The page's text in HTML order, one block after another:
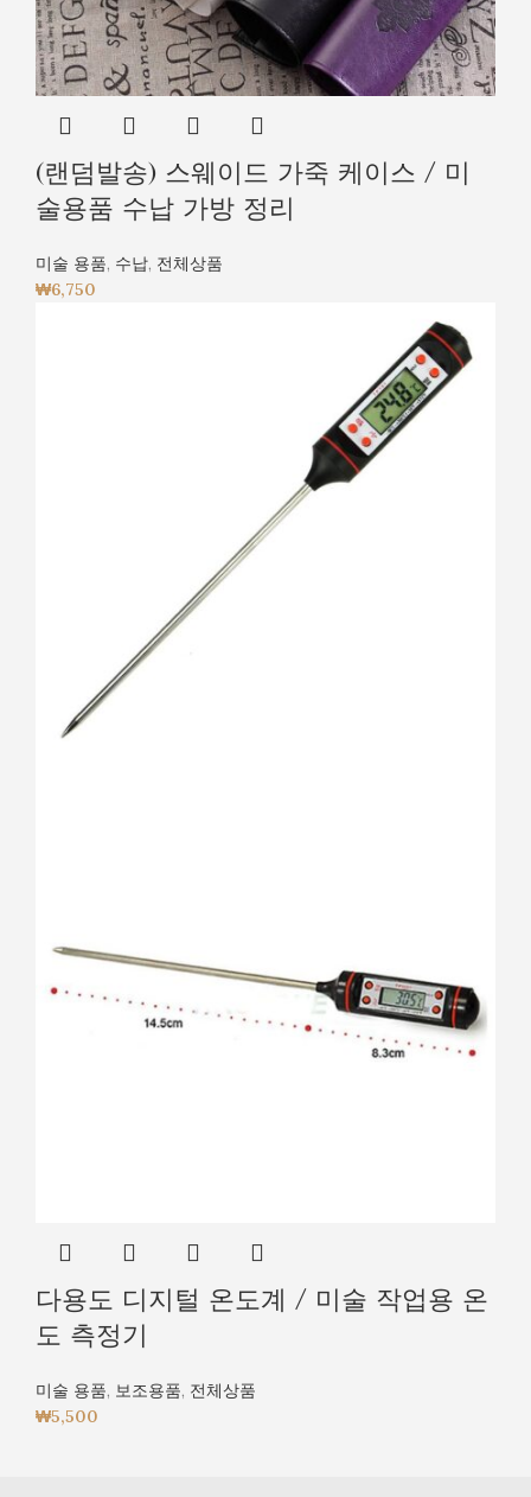
(랜덤발송) 스웨이드 가죽 케이스 / 미
술용품 수납 가방 정리
미술 용품, 수납, 전체상품
₩6,750
다용도 디지털 온도계 / 미술 작업용 온
도 측정기
미술 용품, 보조용품, 전체상품
₩5,500